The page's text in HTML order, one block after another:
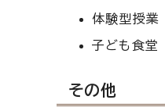
体験型授業
子ども食堂
その他